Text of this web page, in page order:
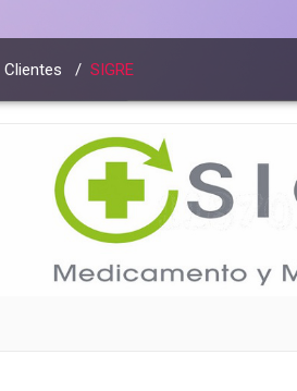
Clientes / SIGRE